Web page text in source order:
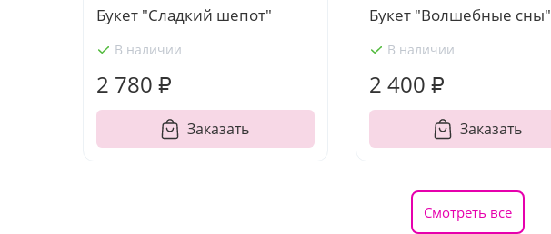
Букет "Сладкий шепот"
В наличии
2 780 ₽
Заказать
Букет "Волшебные сны"
В наличии
2 400 ₽
Заказать
Смотреть все